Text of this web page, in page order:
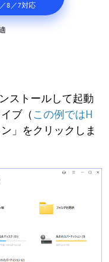
8／7対応
ストールして起動
ブ（ この例ではH
」をクリックしま